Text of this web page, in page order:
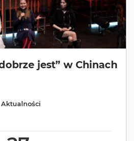
jest” w Chinach
Aktualności